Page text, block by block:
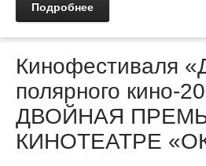
Подробнее
Кинофестиваля
полярного кино-
ДВОЙНАЯ
КИНОТЕАТРЕ